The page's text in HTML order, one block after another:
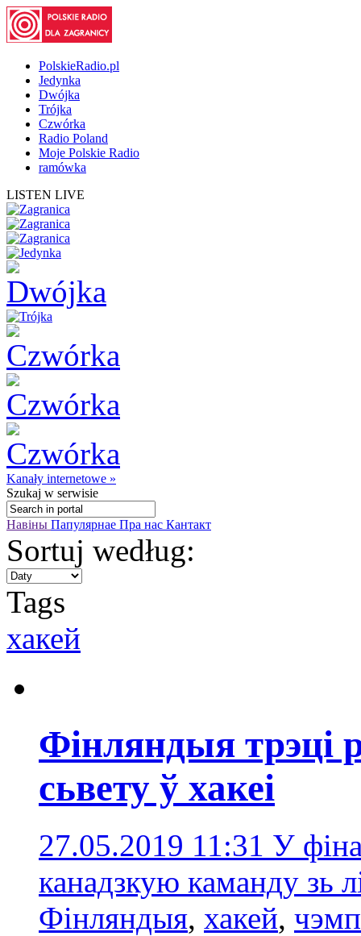
PolskieRadio.pl
Jedynka
Dwójka
Trójka
Czwórka
Radio Poland
Moje Polskie Radio
ramówka
LISTEN LIVE
Kanały internetowe »
Szukaj w serwisie
Навіны Папулярнае Пра нас Кантакт
Sortuj według:
Tags
хакей
Фінляндыя трэці
сьвету ў хакеі
27.05.2019 11:31 У
канадзкую каманду зь
Фiнляндыя, хакей,